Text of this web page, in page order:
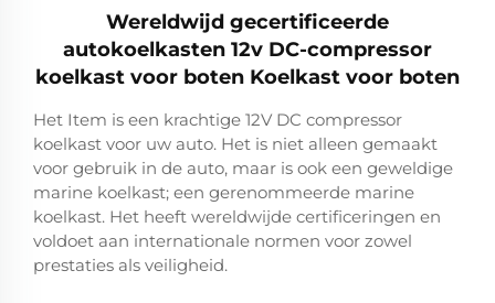
Wereldwijd gecertificeerde
autokoelkasten 12v DC-compressor
koelkast voor boten Koelkast voor boten
Het Item is een krachtige 12V DC compressor
koelkast voor uw auto. Het is niet alleen gemaakt
voor gebruik in de auto, maar is ook een geweldige
marine koelkast; een gerenommeerde marine
koelkast. Het heeft wereldwijde certificeringen en
voldoet aan internationale normen voor zowel
prestaties als veiligheid.